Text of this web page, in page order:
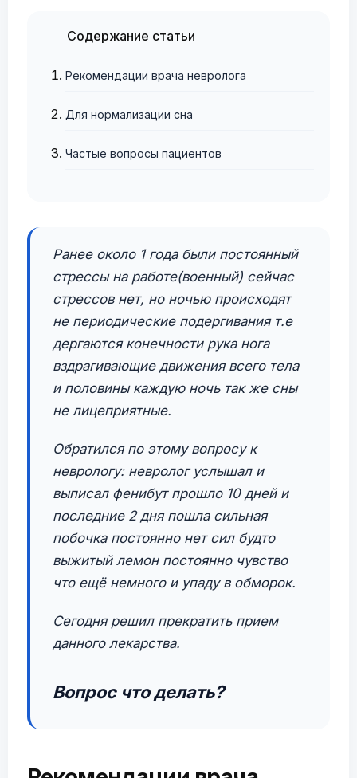
Содержание статьи
Рекомендации врача невролога
Для нормализации сна
Частые вопросы пациентов
Ранее около 1 года были постоянный
стрессы на работе(военный) сейчас
стрессов нет, но ночью происходят
не периодические подергивания т.е
дергаются конечности рука нога
вздрагивающие движения всего тела
и половины каждую ночь так же сны
не лицеприятные.
Обратился по этому вопросу к
неврологу: невролог услышал и
выписал фенибут прошло 10 дней и
последние 2 дня пошла сильная
побочка постоянно нет сил будто
выжитый лемон постоянно чувство
что ещё немного и упаду в обморок.
Сегодня решил прекратить прием
данного лекарства.
Вопрос что делать?